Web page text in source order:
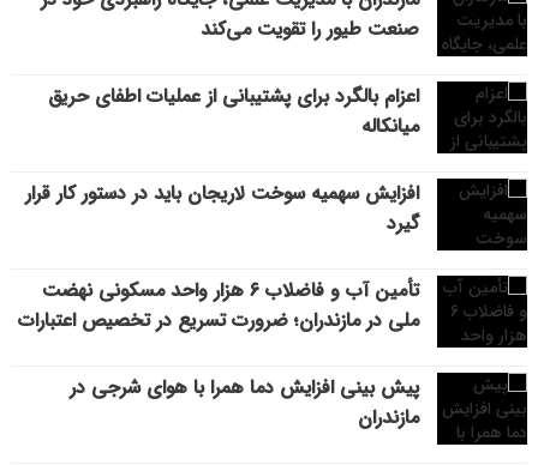
صنعت طیور را تقویت می‌کند
اعزام بالگرد برای پشتیبانی از عملیات اطفای حریق
میانکاله
افزایش سهمیه سوخت لاریجان باید در دستور کار قرار
گیرد
تأمین آب و فاضلاب ۶ هزار واحد مسکونی نهضت
ملی در مازندران؛ ضرورت تسریع در تخصیص اعتبارات
پیش بینی افزایش دما همرا با هوای شرجی در
مازندران